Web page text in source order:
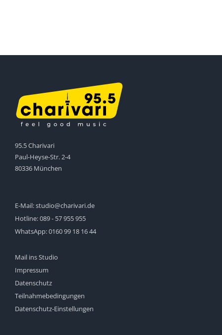
95.5 Charivari
Paul-Heyse-Str. 2-4
80336 München
E-Mail:studio@charivari.de
Hotline:089 - 57 955 955
WhatsApp:0160 99 18 16 44
Mail ins Studio
Impressum
Datenschutz
Teilnahmebedingungen
Datenschutz-Einstellungen